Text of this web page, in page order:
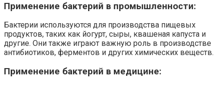
Применение бактерий в промышленности:
Бактерии используются для производства пищевых
продуктов, таких как йогурт, сыры, квашеная капуста и
другие. Они также играют важную роль в производстве
антибиотиков, ферментов и других химических веществ.
Применение бактерий в медицине: